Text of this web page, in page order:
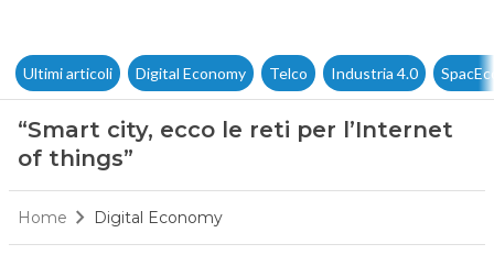
Ultimi articoli Digital Economy Telco Industria 4.0
“Smart city, ecco le reti per l’Internet
of things”
Home Digital Economy